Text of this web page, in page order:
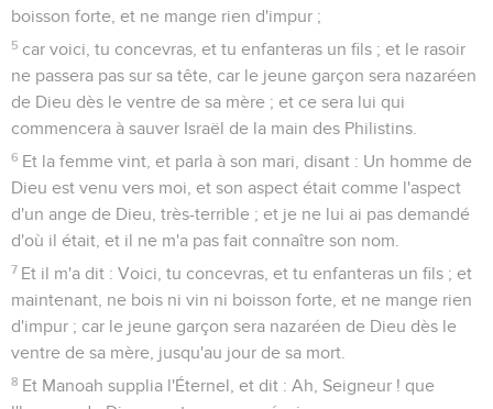
boisson forte, et ne mange rien d'impur ;
5 car voici, tu concevras, et tu enfanteras un fils ; et le rasoir
ne passera pas sur sa tête, car le jeune garçon sera nazaréen
de Dieu dès le ventre de sa mère ; et ce sera lui qui
commencera à sauver Israël de la main des Philistins.
6 Et la femme vint, et parla à son mari, disant : Un homme de
Dieu est venu vers moi, et son aspect était comme l'aspect
d'un ange de Dieu, très-terrible ; et je ne lui ai pas demandé
d'où il était, et il ne m'a pas fait connaître son nom.
7 Et il m'a dit : Voici, tu concevras, et tu enfanteras un fils ; et
maintenant, ne bois ni vin ni boisson forte, et ne mange rien
d'impur ; car le jeune garçon sera nazaréen de Dieu dès le
ventre de sa mère, jusqu'au jour de sa mort.
8 Et Manoah supplia l'Éternel, et dit : Ah, Seigneur ! que